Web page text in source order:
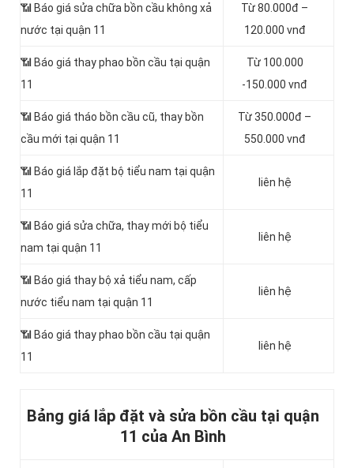
📶 Báo giá sửa chữa bồn cầu không xả
nước tại quận 11
Từ 80.000đ –
120.000 vnđ
📶 Báo giá thay phao bồn cầu tại quận
11
Từ 100.000
-150.000 vnđ
📶 Báo giá tháo bồn cầu cũ, thay bồn
cầu mới tại quận 11
Từ 350.000đ –
550.000 vnđ
📶 Báo giá lắp đặt bộ tiểu nam tại quận
11
liên hệ
📶 Báo giá sửa chữa, thay mới bộ tiểu
nam tại quận 11
liên hệ
📶 Báo giá thay bộ xả tiểu nam, cấp
nước tiểu nam tại quận 11
liên hệ
📶 Báo giá thay phao bồn cầu tại quận
11
liên hệ
Bảng giá lắp đặt và sửa bồn cầu tại quận
11 của An Bình